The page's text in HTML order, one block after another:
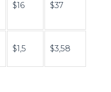
$16 $37
$1,5 $3,58